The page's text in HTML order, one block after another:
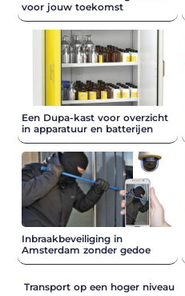
voor jouw toekomst
Een Dupa-kast voor overzicht
in apparatuur en batterijen
Inbraakbeveiliging in
Amsterdam zonder gedoe
Transport op een hoger niveau